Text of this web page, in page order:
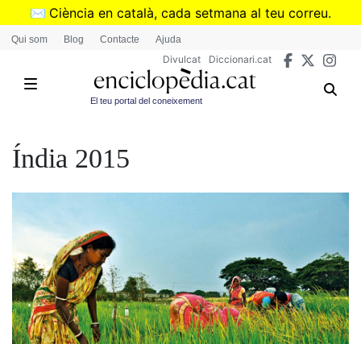
Vés
✉️ Ciència en català, cada setmana al teu correu.
➜Subscriu-te al butlletí de Divulcat
Qui som Blog Contacte Ajuda
Divulcat Diccionari.cat
El teu portal del coneixement
Índia 2015